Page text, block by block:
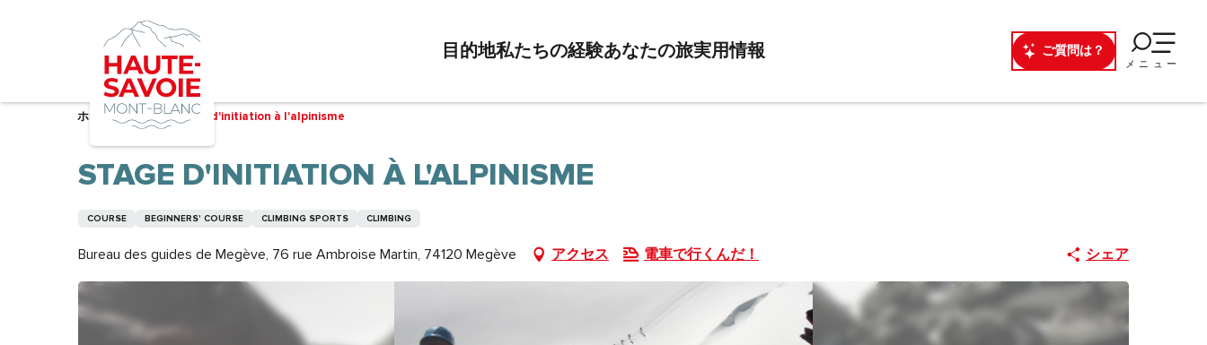
ご質問は？
メニュー
目的地私たちの経験あなたの旅実用情報
ホーム – 準備中 Stage d'initiation à l'alpinisme
STAGE D'INITIATION À L'ALPINISME
COURSE BEGINNERS' COURSE CLIMBING SPORTS CLIMBING
Bureau des guides de Megève, 76 rue Ambroise Martin, 74120 Megève アクセス 電車で行くんだ！ シェア